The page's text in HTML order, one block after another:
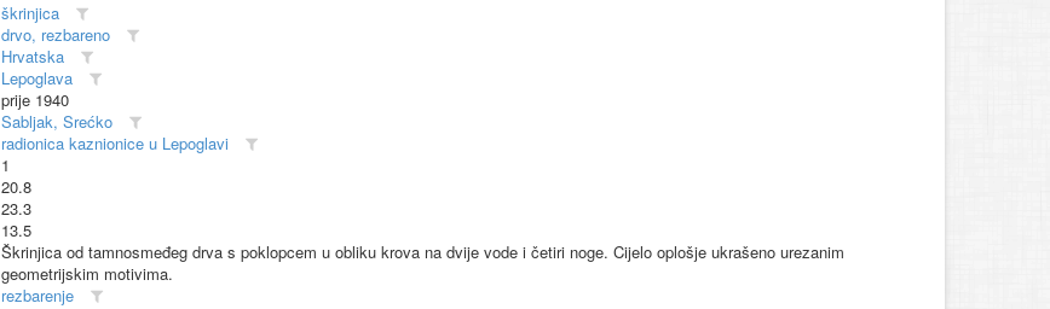
škrinjica
drvo, rezbareno
Hrvatska
Lepoglava
prije 1940
Sabljak, Srećko
radionica kaznionice u Lepoglavi
1
20.8
23.3
13.5
Škrinjica od tamnosmeđeg drva s poklopcem u obliku krova na dvije vode i četiri noge. Cijelo oplošje ukrašeno urezanim
geometrijskim motivima.
rezbarenje